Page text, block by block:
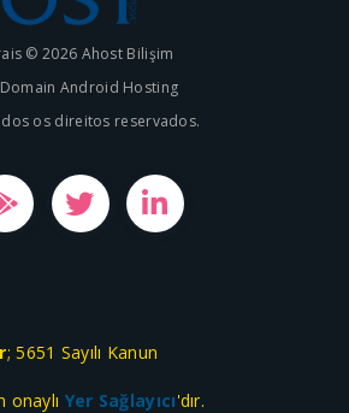
© 2026 Ahost Bilişim
Domain Android Hosting
os direitos reservados.
; 5651 Sayılı Kanun
onaylı Yer Sağlayıcı'dır.